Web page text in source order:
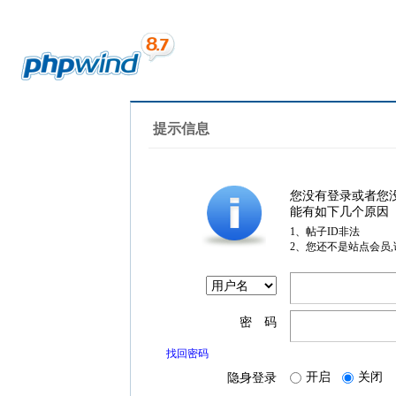
提示信息
您没有登录或者您
能有如下几个原因
1、帖子ID非法
2、您还不是站点会员
密 码
找回密码
隐身登录 开启 关闭